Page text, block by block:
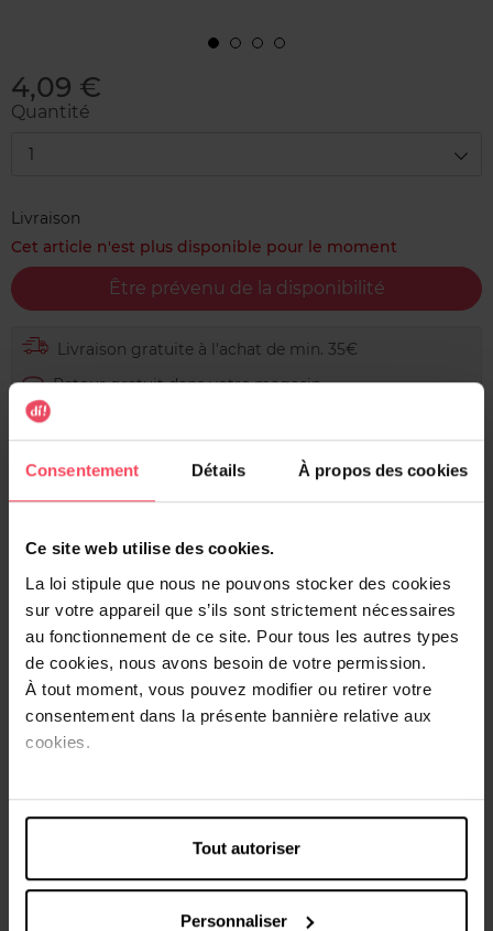
Consentement Détails À propos des cookies
Ce site web utilise des cookies.
La loi stipule que nous ne pouvons stocker des cookies
sur votre appareil que s’ils sont strictement nécessaires
au fonctionnement de ce site. Pour tous les autres types
de cookies, nous avons besoin de votre permission.
À tout moment, vous pouvez modifier ou retirer votre
consentement dans la présente bannière relative aux
cookies.
Tout autoriser
Personnaliser
4,09 €
Quantité
1
Livraison
Cet article n'est plus disponible pour le moment
Être prévenu de la disponibilité
Livraison gratuite à l'achat de min. 35€
Retour gratuit dans votre magasin
Expédition sous 24h
Description
Les lingettes intimes Lactacyd contiennent de l'acide
lactique naturel qui respecte et protège l'équilibre naturel
de votre zone intime, et de l'allantoïne connue pour ses
propriétés apaisantes.
Conseils d'utilisation
chaque fois que vous souhaitez vous sentir fraîche et sûre
Caractéristiques